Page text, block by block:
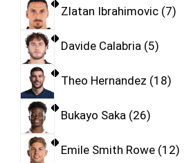
Zlatan Ibrahimovic 7
Davide Calabria 5
Theo Hernandez 18
Bukayo Saka 26
Emile Smith Rowe 12